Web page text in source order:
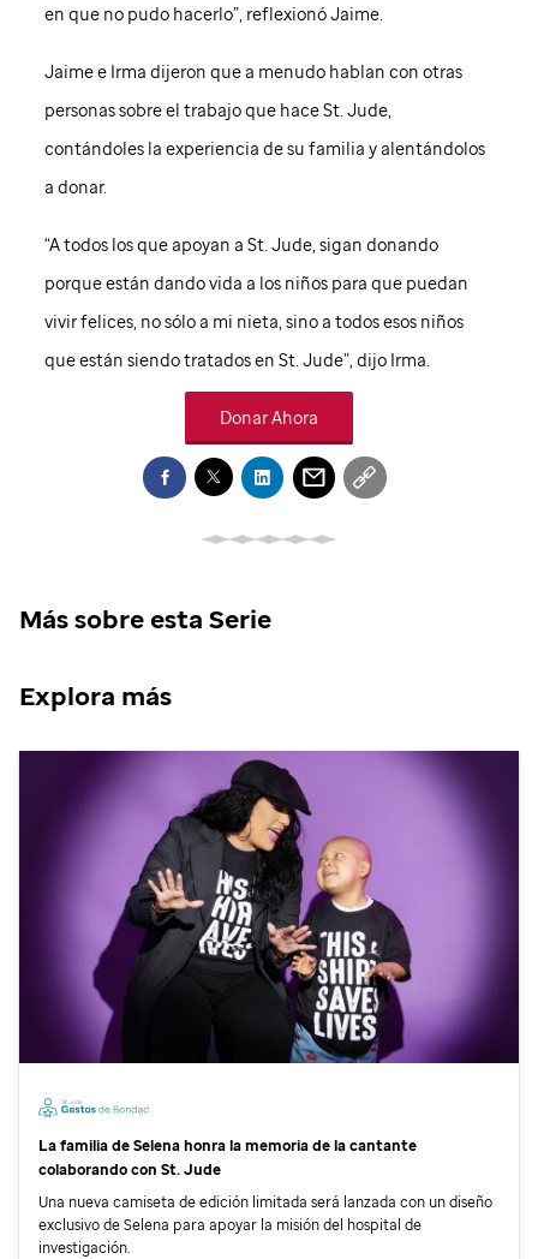
en que no pudo hacerlo”, reflexionó Jaime.
Jaime e Irma dijeron que a menudo hablan con otras
personas sobre el trabajo que haceSt. Jude,
contándoles la experiencia de su familia y alentándolos
a donar.
“A todos los que apoyan a St. Jude, sigan donando
porque están dando vida a los niños para que puedan
vivir felices, no sólo a mi nieta, sino a todos esos niños
que están siendo tratados en St. Jude”, dijo Irma.
Donar Ahora
Más sobre esta Serie
Explora más
La familia de Selena honra la memoria de la cantante
colaborando con St. Jude
Una nueva camiseta de edición limitada será lanzada con un diseño
exclusivo de Selena para apoyar la misión del hospital de
investigación.